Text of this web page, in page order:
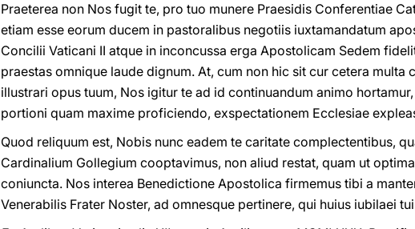
Praeterea non Nos fugit te, pro tuo munere Praesidis Conferentiae
etiam esse eorum ducem in pastoralibus negotiis iuxtamandatum
Concilii Vaticani II atque in inconcussa erga Apostolicam Sedem
praestas omnique laude dignum. At, cum non hic sit cur cetera
illustrari opus tuum, Nos igitur te ad id continuandum animo
portioni quam maxime proficiendo, exspectationem Ecclesiae
Quod reliquum est, Nobis nunc eadem te caritate complectentibus,
Cardinalium Gollegium cooptavimus, non aliud restat, quam ut
coniuncta. Nos interea Benedictione Apostolica firmemus tibi a
Venerabilis Frater Noster, ad omnesque pertinere, qui huius iubilaei